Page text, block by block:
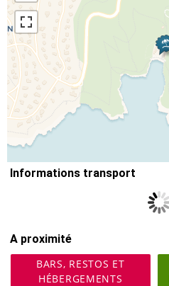
Informations transport
A proximité
BARS, RESTOS ET
HÉBERGEMENTS